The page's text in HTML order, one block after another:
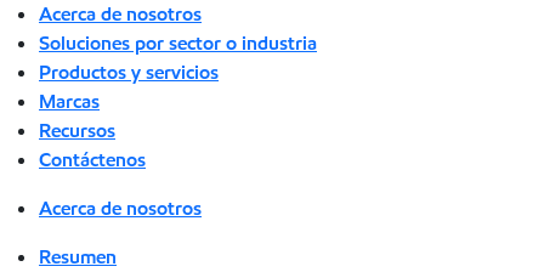
Acerca de nosotros
Soluciones por sector o industria
Productos y servicios
Marcas
Recursos
Contáctenos
Acerca de nosotros
Resumen